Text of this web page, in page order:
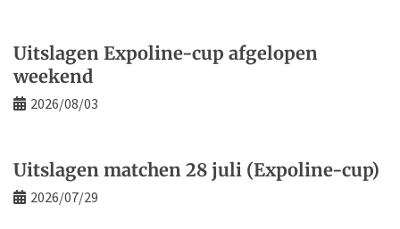
Uitslagen Expoline-cup afgelopen
weekend
2026/08/03
Uitslagen matchen 28 juli (Expoline-cup)
2026/07/29